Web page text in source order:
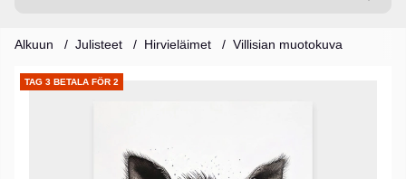
Alkuun Julisteet Hirvieläimet Villisian muotokuva
TAG 3 BETALA FÖR 2
Tuotekuvat